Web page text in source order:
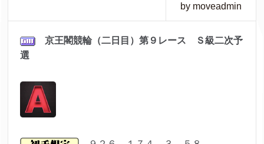
by moveadmin
京王閣競輪（二日目）第９ レース Ｓ級二次予
選